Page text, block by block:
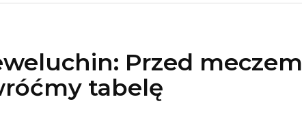
Przed meczem
tabelę